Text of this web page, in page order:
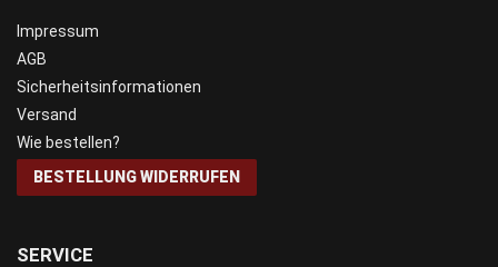
SERVICE
Impressum
AGB
Sicherheitsinformationen
Versand
Wie bestellen?
BESTELLUNG WIDERRUFEN